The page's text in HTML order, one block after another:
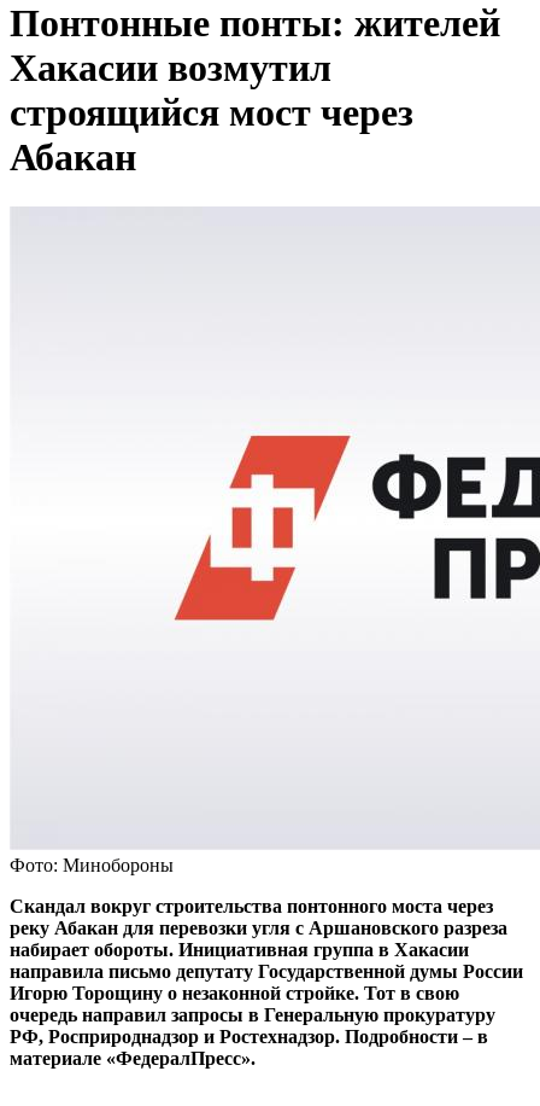
Понтонные понты: жителей
Хакасии возмутил
строящийся мост через
Абакан
Фото: Минобороны
Скандал вокруг строительства понтонного моста через
реку Абакан для перевозки угля с Аршановского разреза
набирает обороты. Инициативная группа в Хакасии
направила письмо депутату Государственной думы России
Игорю Торощину о незаконной стройке. Тот в свою
очередь направил запросы в Генеральную прокуратуру
РФ, Росприроднадзор и Ростехнадзор. Подробности – в
материале «ФедералПресс».